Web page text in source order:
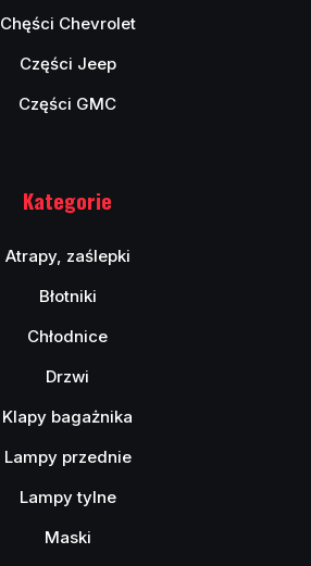
Chęści Chevrolet
Części Jeep
Części GMC
Kategorie
Atrapy, zaślepki
Błotniki
Chłodnice
Drzwi
Klapy bagażnika
Lampy przednie
Lampy tylne
Maski